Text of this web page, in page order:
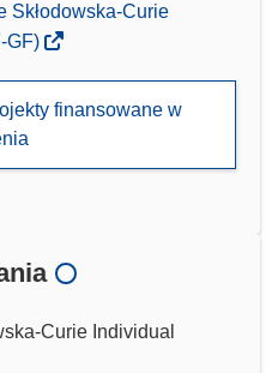
Skłodowska-Curie
GF)
finansowane w
Curie Individual